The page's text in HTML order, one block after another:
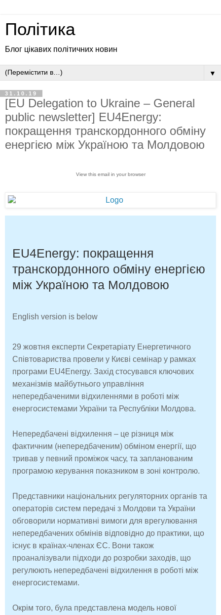
Політика
Блог цікавих політичних новин
▼
31.10.19
[EU Delegation to Ukraine – General
public newsletter] EU4Energy:
покращення транскордонного обміну
енергією між Україною та Молдовою
View this email in your browser
EU4Energy: покращення
транскордонного обміну енергією
між Україною та Молдовою
English version is below
29 жовтня експерти Секретаріату Енергетичного
Співтовариства провели у Києві семінар у рамках
програми EU4Energy. Захід стосувався ключових
механізмів майбутнього управління
непередбаченими відхиленнями в роботі між
енергосистемами України та Республіки Молдова.
Непередбачені відхилення – це різниця між
фактичним (непередбаченим) обміном енергії, що
тривав у певний проміжок часу, та запланованим
програмою керування показником в зоні контролю.
Представники національних регуляторних органів та
операторів систем передачі з Молдови та України
обговорили нормативні вимоги для врегулювання
непередбачених обмінів відповідно до практики, що
існує в країнах-членах ЄС. Вони також
проаналізували підходи до розробки заходів, що
регулюють непередбачені відхилення в роботі між
енергосистемами.
Окрім того, була представлена модель нової